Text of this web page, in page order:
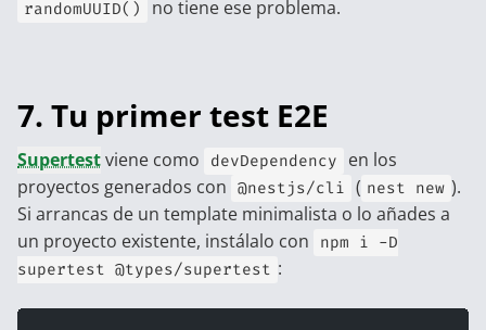
randomUUID() no tiene ese problema.
7. Tu primer test E2E
Supertestviene como devDependency
en los
proyectos generados con @nestjs/cli ( nest new ).
Si arrancas de un template minimalista o lo añades a
un proyecto existente, instálalo con
npm i -D
supertest @types/supertest :